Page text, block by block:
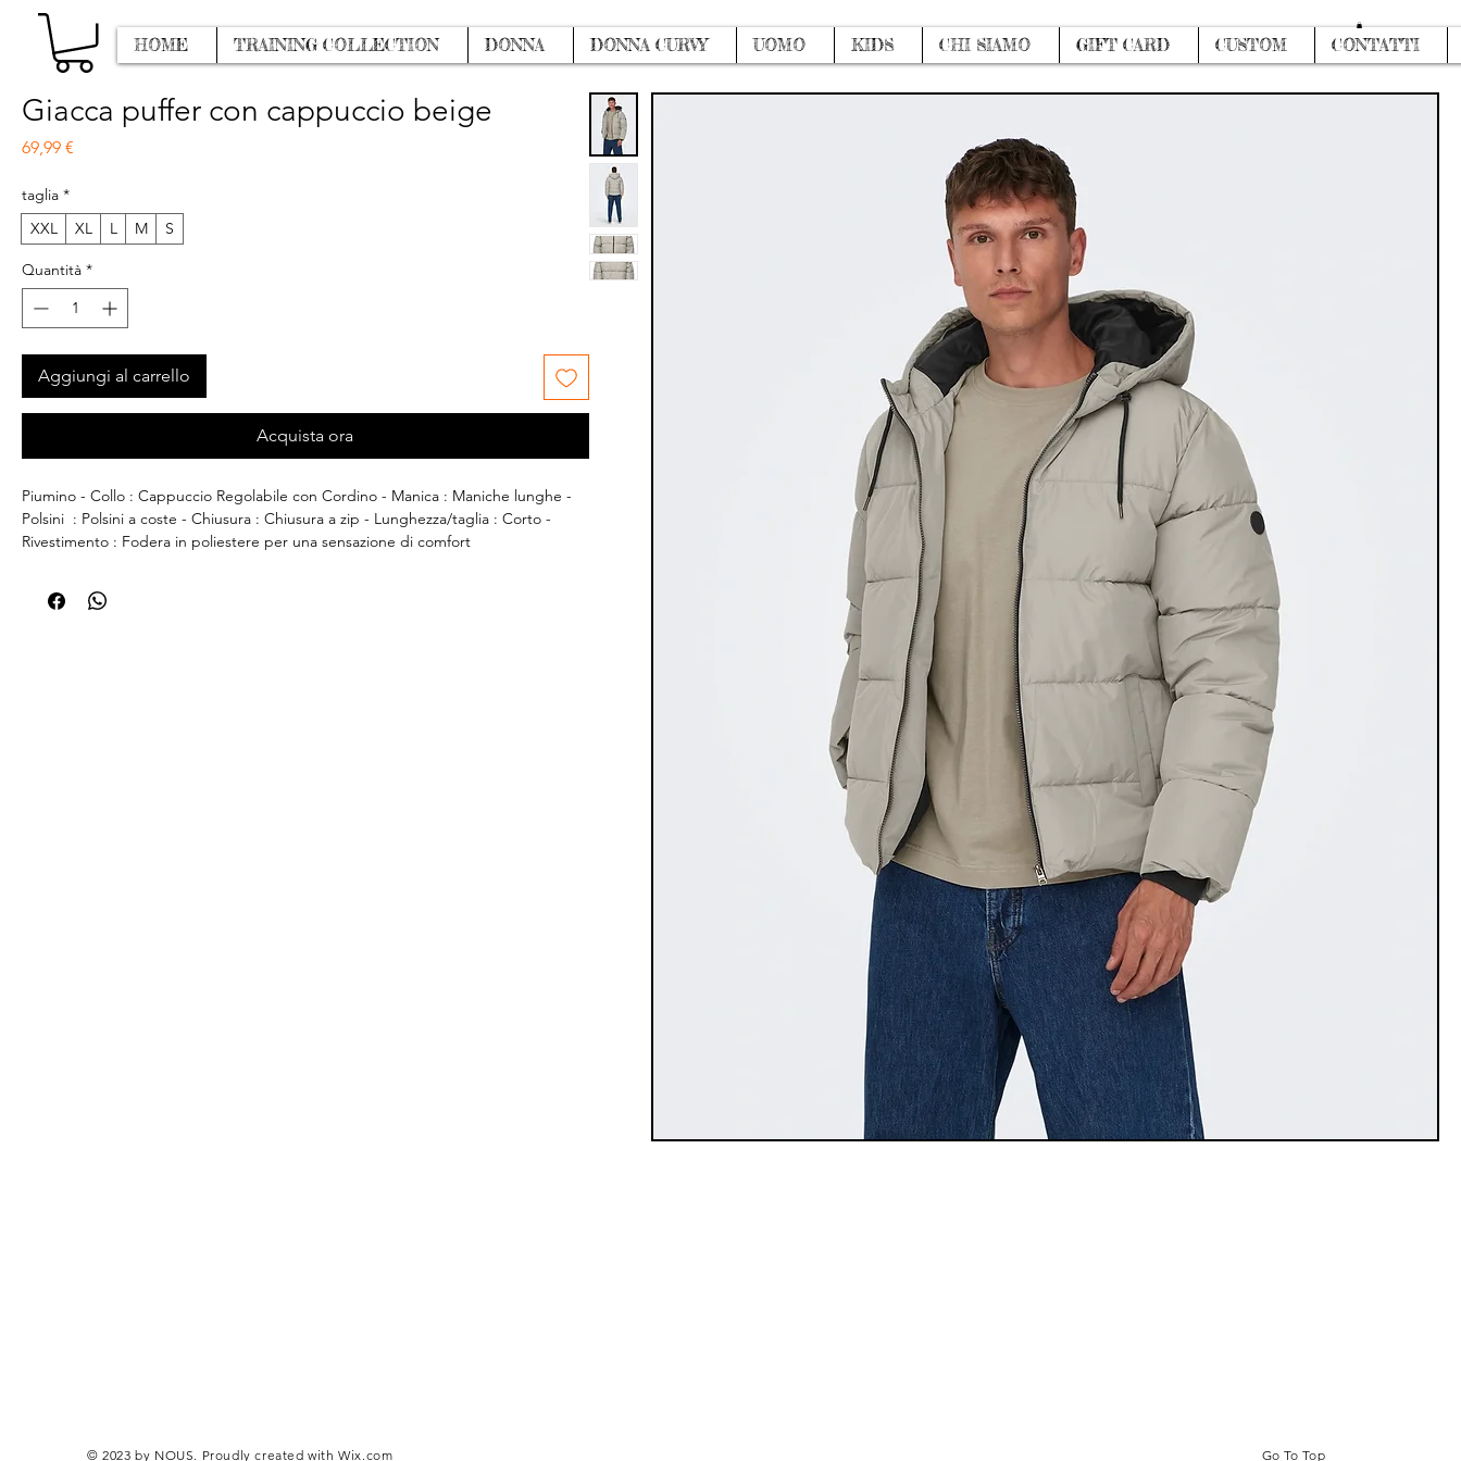
Accedi
HOME TRAINING COLLECTION DONNA DONNA CURVY UOMO KIDS CHI SIAMO GIFT CARD CUSTOM CONTATTI
Giacca puffer con cappuccio beige
69,99 €
taglia *
XXL
XL L M S
Quantità *
Aggiungi al carrello
Acquista ora
Piumino - Collo : Cappuccio Regolabile con Cordino - Manica : Maniche lunghe -
Polsini : Polsini a coste - Chiusura : Chiusura a zip - Lunghezza/taglia : Corto -
Rivestimento : Fodera in poliestere per una sensazione di comfort
100% Poliestere
© 2023 by NOUS. Proudly created withWix.com Go To Top